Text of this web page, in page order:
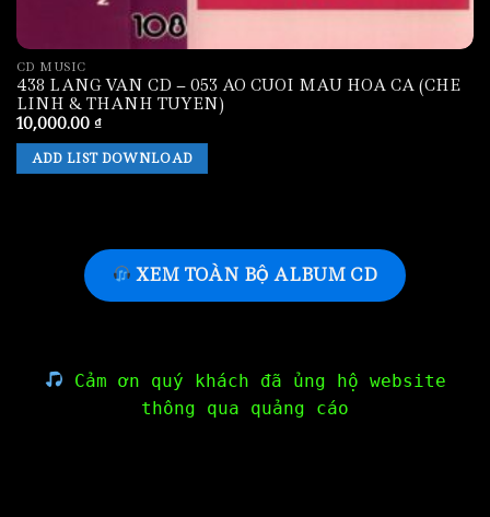
CD MUSIC
438 LANG VAN CD – 053 AO CUOI MAU HOA CA (CHE
LINH & THANH TUYEN)
10,000.00 ₫
ADD LIST DOWNLOAD
XEM TOÀN BỘ ALBUM CD
Cảm ơn quý khách đã ủng hộ website
thông qua quảng cáo